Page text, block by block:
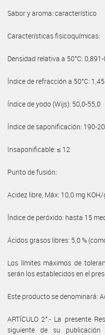
Sabor y aroma: característico
Características fisicoquímicas:
Densidad relativa a 50°C:
Índice de refracción a 50°C:
Índice de yodo (Wijs): 50,0-55,0
Índice de saponificación: 190-
Insaponificable: ≤ 12
Punto de fusión:
Acidez libre, Máx: 10,0 mg KOH/
Índice de peróxido: hasta 15
Ácidos grasos libres: 5,0 %
Los límites máximos de
serán los establecidos en el
Este producto se denominará:
ARTÍCULO 2°.- La presente
siguiente de su publicación